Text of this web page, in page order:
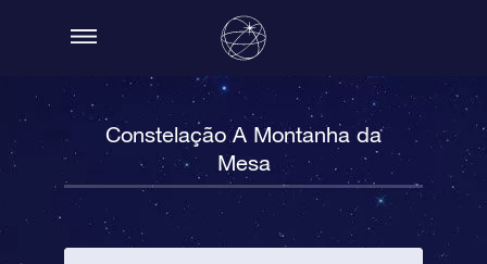
Constelação A Montanha da
Mesa